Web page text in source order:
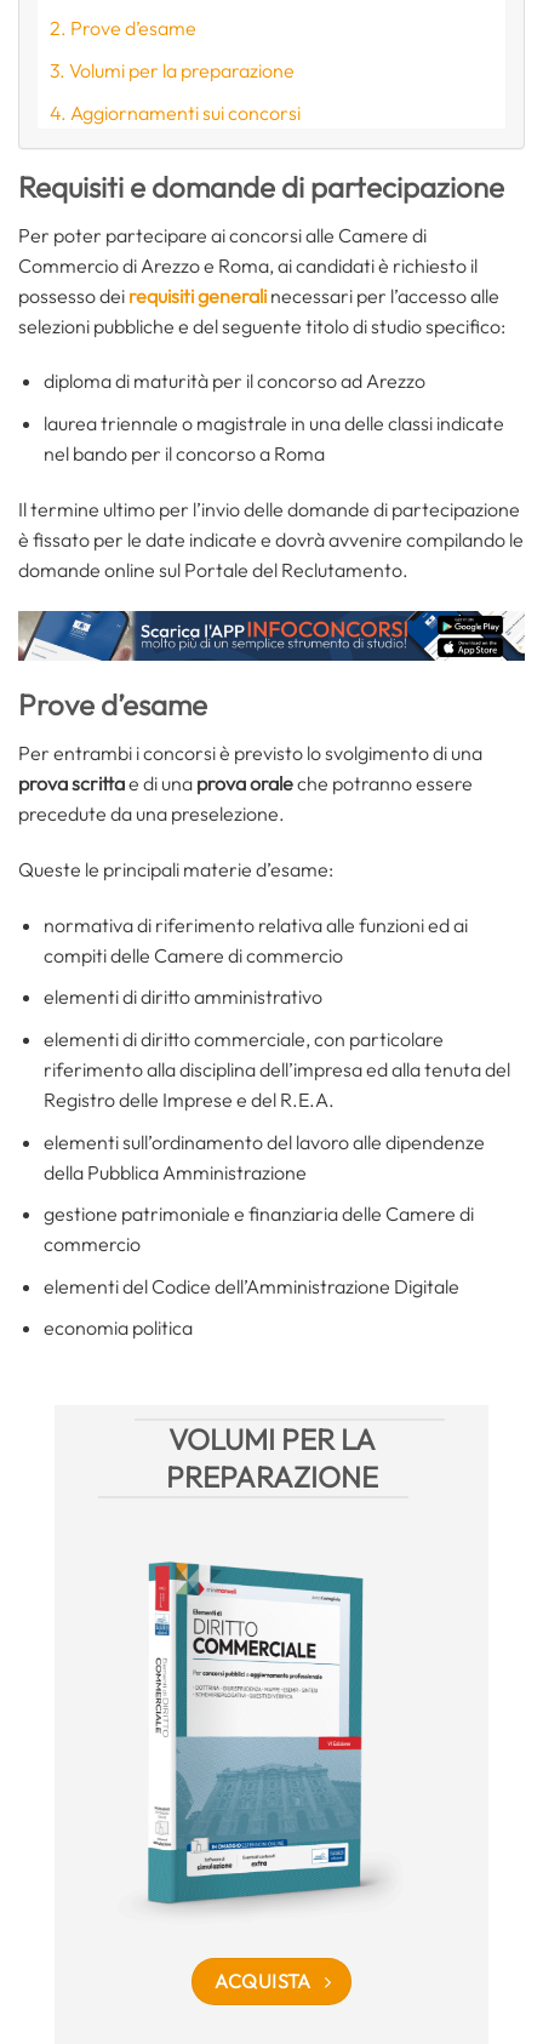
Prove d’esame
Volumi per la preparazione
Aggiornamenti sui concorsi
Requisiti e domande di partecipazione
Per poter partecipare ai concorsi alle Camere di
Commercio di Arezzo e Roma, ai candidati è richiesto il
possesso dei requisiti generali necessari per l’accesso alle
selezioni pubbliche e del seguente titolo di studio specifico:
diploma di maturità per il concorso ad Arezzo
laurea triennale o magistrale in una delle classi indicate
nel bando per il concorso a Roma
Il termine ultimo per l’invio delle domande di partecipazione
è fissato per le date indicate e dovrà avvenire compilando le
domande online sul Portale del Reclutamento.
Prove d’esame
Per entrambi i concorsi è previsto lo svolgimento di una
prova scrittae di una prova oraleche potranno essere
precedute da una preselezione.
Queste le principali materie d’esame:
normativa di riferimento relativa alle funzioni ed ai
compiti delle Camere di commercio
elementi di diritto amministrativo
elementi di diritto commerciale, con particolare
riferimento alla disciplina dell’impresa ed alla tenuta del
Registro delle Imprese e del R.E.A.
elementi sull’ordinamento del lavoro alle dipendenze
della Pubblica Amministrazione
gestione patrimoniale e finanziaria delle Camere di
commercio
elementi del Codice dell’Amministrazione Digitale
economia politica
VOLUMI PER LA
PREPARAZIONE
ACQUISTA